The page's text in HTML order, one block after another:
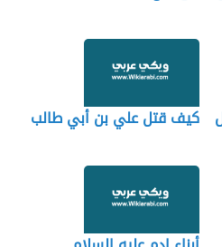
كيف قتل علي بن أبي طالب